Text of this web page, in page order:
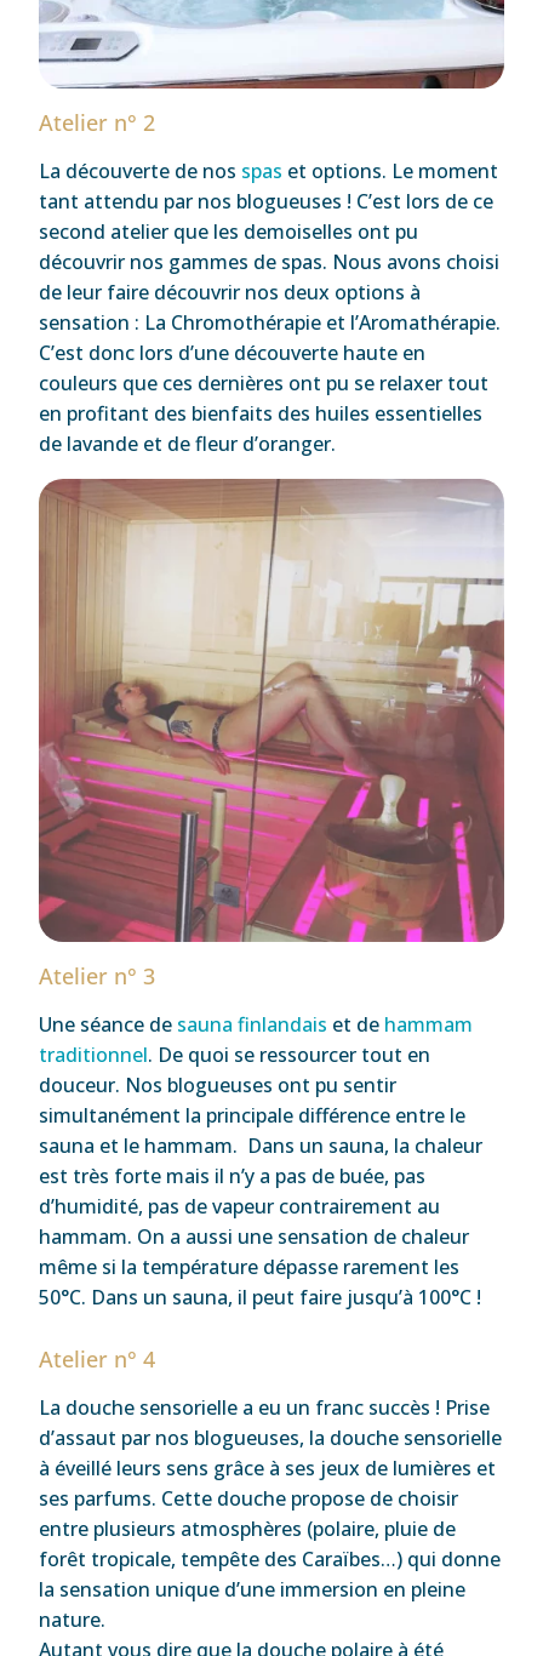
Atelier n° 2
La découverte de nos spas et options. Le moment
tant attendu par nos blogueuses ! C’est lors de ce
second atelier que les demoiselles ont pu
découvrir nos gammes de spas. Nous avons choisi
de leur faire découvrir nos deux options à
sensation : La Chromothérapie et l’Aromathérapie.
C’est donc lors d’une découverte haute en
couleurs que ces dernières ont pu se relaxer tout
en profitant des bienfaits des huiles essentielles
de lavande et de fleur d’oranger.
Atelier n° 3
Une séance de sauna finlandais et de hammam
traditionnel. De quoi se ressourcer tout en
douceur. Nos blogueuses ont pu sentir
simultanément la principale différence entre le
sauna et le hammam. Dans un sauna, la chaleur
est très forte mais il n’y a pas de buée, pas
d’humidité, pas de vapeur contrairement au
hammam. On a aussi une sensation de chaleur
même si la température dépasse rarement les
50°C. Dans un sauna, il peut faire jusqu’à 100°C !
Atelier n° 4
La douche sensorielle a eu un franc succès ! Prise
d’assaut par nos blogueuses, la douche sensorielle
à éveillé leurs sens grâce à ses jeux de lumières et
ses parfums. Cette douche propose de choisir
entre plusieurs atmosphères (polaire, pluie de
forêt tropicale, tempête des Caraïbes…) qui donne
la sensation unique d’une immersion en pleine
nature.
Autant vous dire que la douche polaire à été